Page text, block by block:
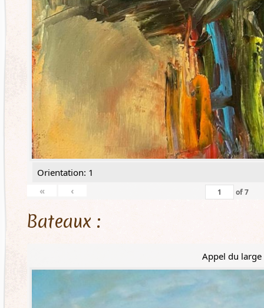
Orientation: 1
«
‹ of7
Bateaux :
Appel du large